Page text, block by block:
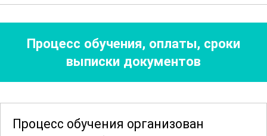
эксплуатации оборудования. Особое
внимание уделяется практике работы с
современными инструментами и
программным обеспечением, что
поможет будущим машинистам
рабочей ситуации.
Процесс обучения, оплаты, сроки
выписки документов
Процесс обучения организован